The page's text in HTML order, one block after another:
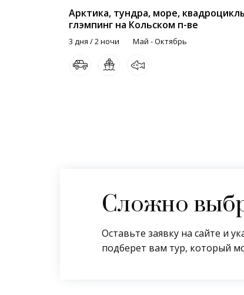
Арктика, тундра, море,
глэмпинг на Кольском п-ве
3 дня / 2 ночи Май - Октябрь
Сложно
Оставьте заявку на сайте и
подберет вам тур, который